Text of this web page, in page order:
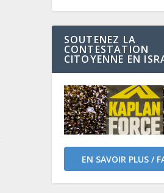
SOUTENEZ LA
CONTESTATION
CITOYENNE EN
EN SAVOIR PLUS /
DON